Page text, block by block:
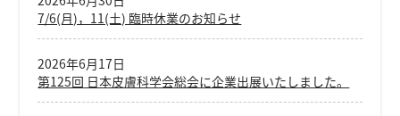
7/6(月)，11(土) 臨時休業のお知らせ
第125回 日本皮膚科学会総会に企業出展いたしました。
2026年6月17日